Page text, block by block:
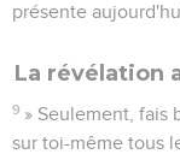
présente
La révélation
9 » Seulement,
sur toi-même tous